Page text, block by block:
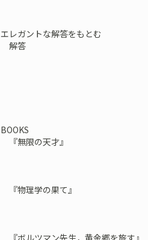
エレガントな解答をもとむ
解答
BOOKS
『無限の天才』
『物理学の果て』
『ボルツマン先生，黄金郷を旅す』